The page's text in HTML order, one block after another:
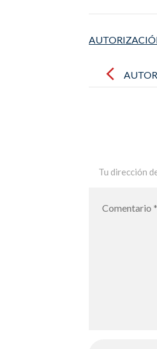
navigation
Tu dirección